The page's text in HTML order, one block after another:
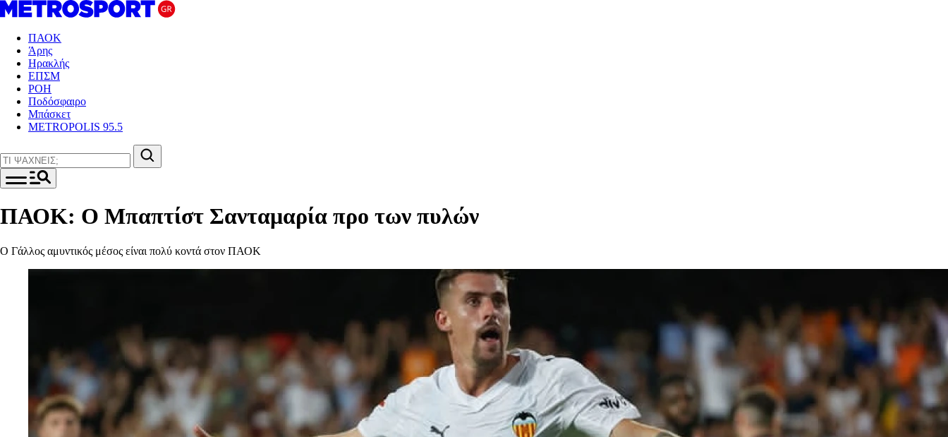
ΠΑΟΚ
Άρης
Ηρακλής
ΕΠΣΜ
ΡΟΗ
Ποδόσφαιρο
Μπάσκετ
METROPOLIS 95.5
ΠΑΟΚ: Ο Μπαπτίστ Σανταμαρία προ των πυλών
Ο Γάλλος αμυντικός μέσος είναι πολύ κοντά στον ΠΑΟΚ